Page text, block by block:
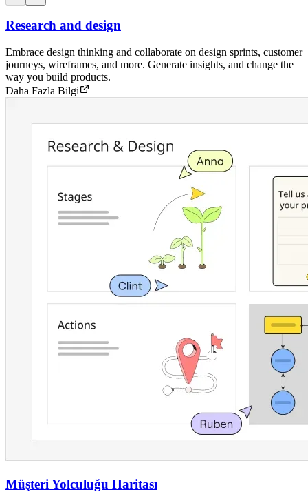
Research and design
Embrace design thinking and collaborate on design sprints, customer
journeys, wireframes, and more. Generate insights, and change the
way you build products.
Daha Fazla Bilgi
Müşteri Yolculuğu Haritası